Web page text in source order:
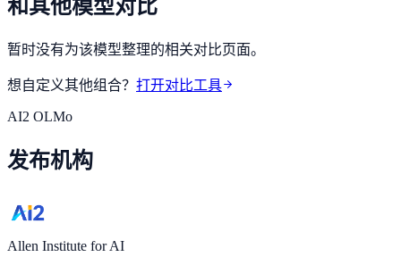
和其他模型对比
暂时没有为该模型整理的相关对比页面。
想自定义其他组合？ 打开对比工具
AI2 OLMo
发布机构
Allen Institute for AI